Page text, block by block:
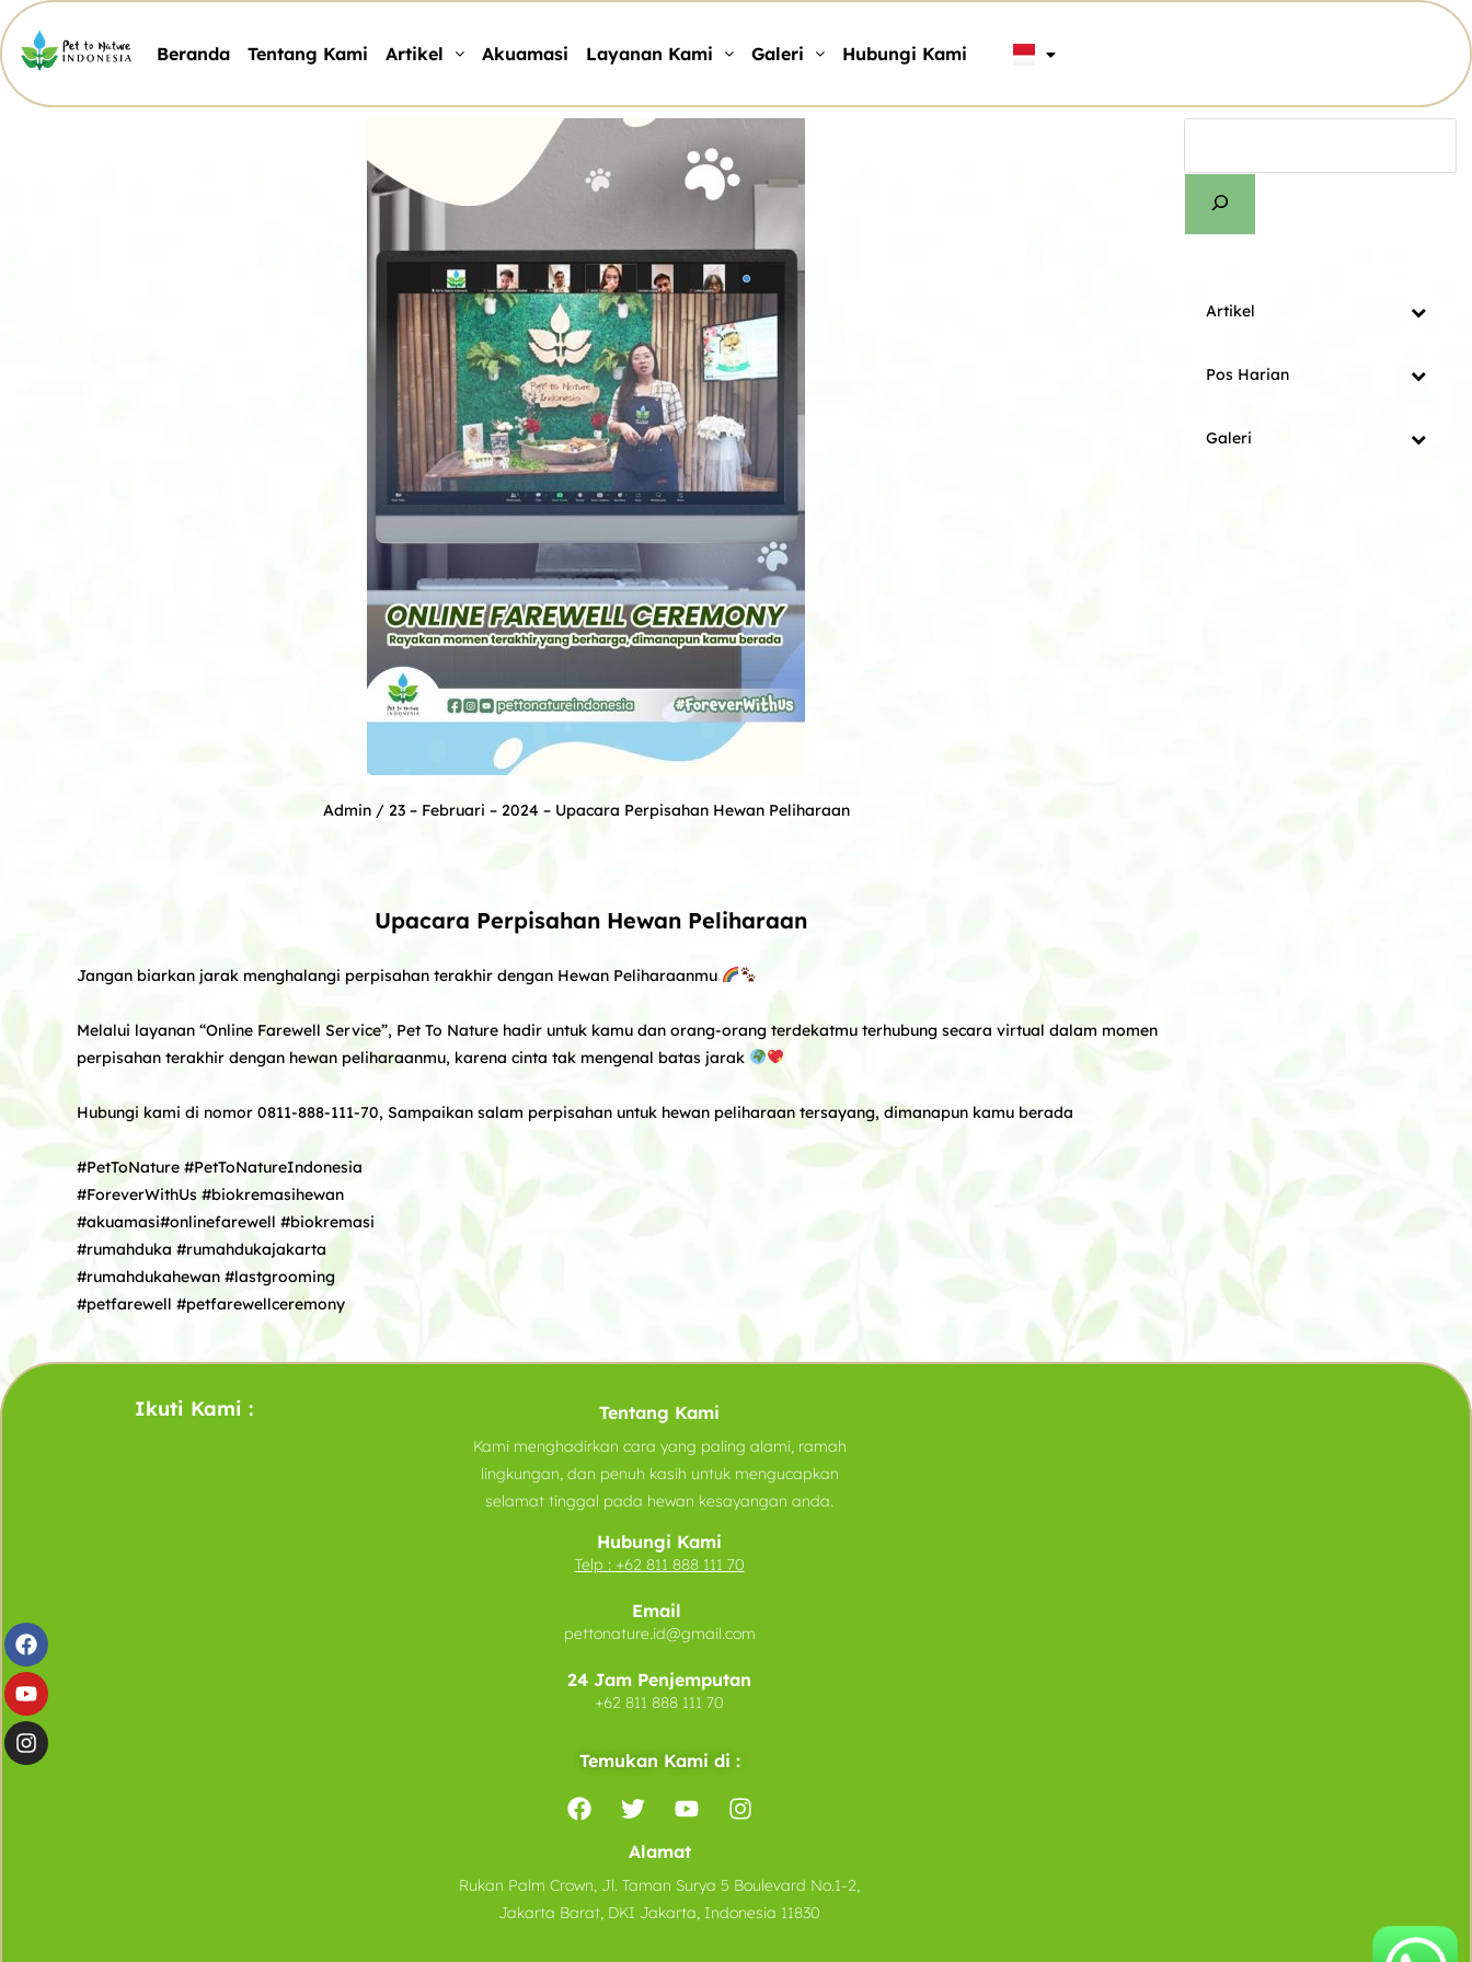
Beranda Tentang Kami Artikel Akuamasi Layanan Kami Galeri Hubungi Kami
Admin/ 23 – Februari – 2024 – Upacara Perpisahan Hewan Peliharaan
Artikel
Pos Harian
Galeri
Upacara Perpisahan Hewan Peliharaan
Jangan biarkan jarak menghalangi perpisahan terakhir dengan Hewan Peliharaanmu
Melalui layanan “Online Farewell Service”, Pet To Nature hadir untuk kamu dan orang-orang terdekatmu terhubung secara virtual dalam momen
perpisahan terakhir dengan hewan peliharaanmu, karena cinta tak mengenal batas jarak
Hubungi kami di nomor 0811-888-111-70, Sampaikan salam perpisahan untuk hewan peliharaan tersayang, dimanapun kamu berada
#PetToNature #PetToNatureIndonesia
#ForeverWithUs #biokremasihewan
#akuamasi#onlinefarewell #biokremasi
#rumahduka #rumahdukajakarta
#rumahdukahewan #lastgrooming
#petfarewell #petfarewellceremony
Ikuti Kami : Tentang Kami
Kami menghadirkan cara yang paling alami, ramah
lingkungan, dan penuh kasih untuk mengucapkan
selamat tinggal pada hewan kesayangan anda.
Hubungi Kami
Telp : +62 811 888 111 70
Email
pettonature.id@gmail.com
24 Jam Penjemputan
+62 811 888 111 70
Temukan Kami di :
Alamat
Rukan Palm Crown, Jl. Taman Surya 5 Boulevard No.1-2,
Jakarta Barat, DKI Jakarta, Indonesia 11830